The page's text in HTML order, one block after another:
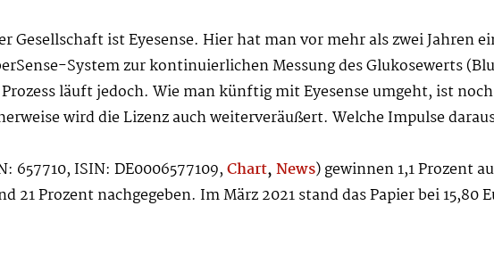
Gesellschaft ist Eyesense. Hier hat man vor mehr als zwei Jahren
System zur kontinuierlichen Messung des Glukosewerts
läuft jedoch. Wie man künftig mit Eyesense umgeht, ist
wird die Lizenz auch weiterveräußert. Welche Impulse
657710, ISIN: DE0006577109,Chart,News) gewinnen 1,1 Prozent
Prozent nachgegeben. Im März 2021 stand das Papier bei 15,80